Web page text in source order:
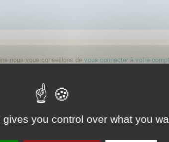
you control over what you
nous vous conseillons de vous connecter à votre
Démarrer